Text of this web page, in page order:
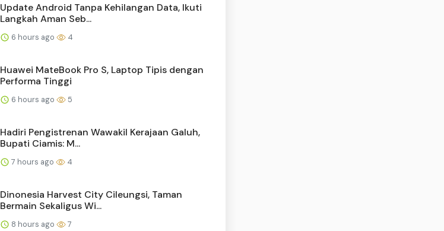
Update Android Tanpa Kehilangan Data, Ikuti
Langkah Aman Seb...
6 hours ago 4
Huawei MateBook Pro S, Laptop Tipis dengan
Performa Tinggi
6 hours ago 5
Hadiri Pengistrenan Wawakil Kerajaan Galuh,
Bupati Ciamis: M...
7 hours ago 4
Dinonesia Harvest City Cileungsi, Taman
Bermain Sekaligus Wi...
8 hours ago 7